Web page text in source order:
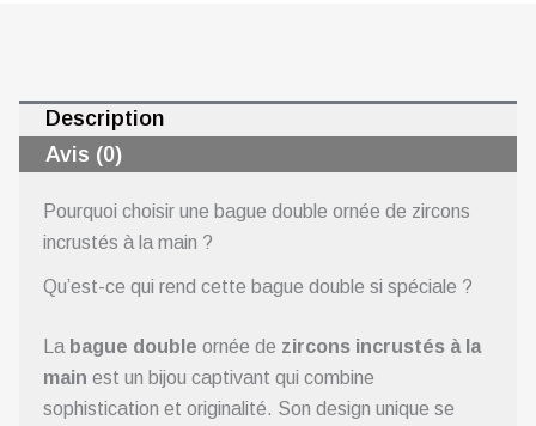
Description
Avis (0)
Pourquoi choisir une bague double ornée de zircons
incrustés à la main ?
Qu’est-ce qui rend cette bague double si spéciale ?
La bague double ornée de zircons incrustés à la
main est un bijou captivant qui combine
sophistication et originalité. Son design unique se